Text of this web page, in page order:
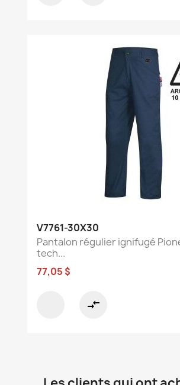
V7761-30X30
Pantalon régulier ignifugé
tech...
77,05 $
compare_arrows